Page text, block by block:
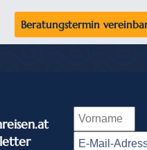
Beratungstermin